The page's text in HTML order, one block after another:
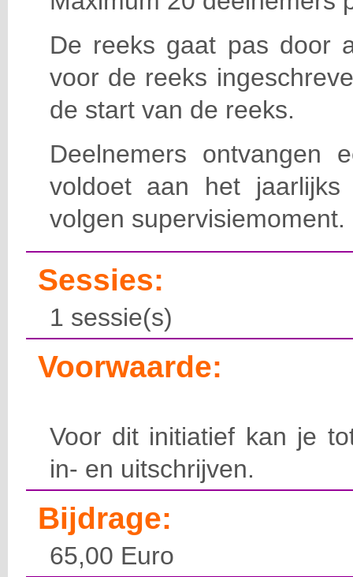
De reeks gaat pas door
voor de reeks
de start van de reeks.
Deelnemers ontvangen
voldoet aan het
volgen supervisiemoment.
Sessies:
1 sessie(s)
Voorwaarde:
Voor dit initiatief kan je
in- en uitschrijven.
Bijdrage:
65,00 Euro